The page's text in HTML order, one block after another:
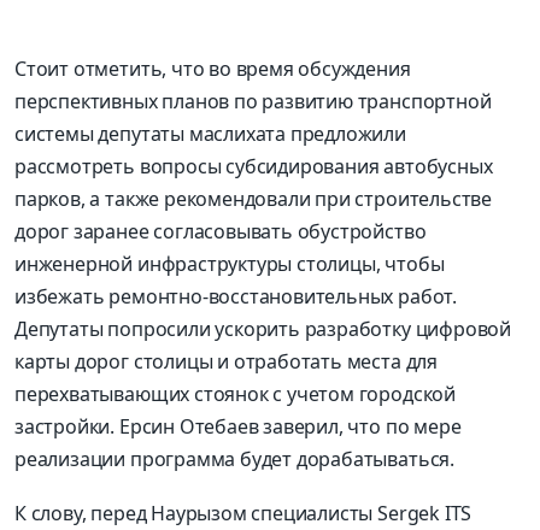
Стоит отметить, что во время обсуждения
перспективных планов по развитию транспортной
системы депутаты маслихата предложили
рассмотреть вопросы субсидирования автобусных
парков, а также рекомендовали при строительстве
дорог заранее согласовывать обустройство
инженерной инфраструктуры столицы, чтобы
избежать ремонтно-восстановительных работ.
Депутаты попросили ускорить разработку цифровой
карты дорог столицы и отработать места для
перехватывающих стоянок с учетом городской
застройки. Ерсин Отебаев заверил, что по мере
реализации программа будет дорабатываться.
К слову, перед Наурызом специалисты Sergek ITS